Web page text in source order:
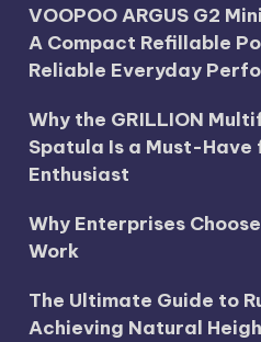
VOOPOO ARGUS G2
A Compact Refillable
Reliable Everyday
Why the GRILLION
Spatula Is a Must-Have
Enthusiast
Why Enterprises
Work
The Ultimate Guide to
Achieving Natural